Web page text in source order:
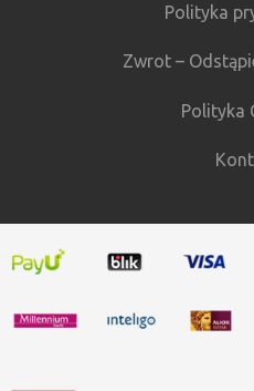
Polityka
Zwrot –
Polityka